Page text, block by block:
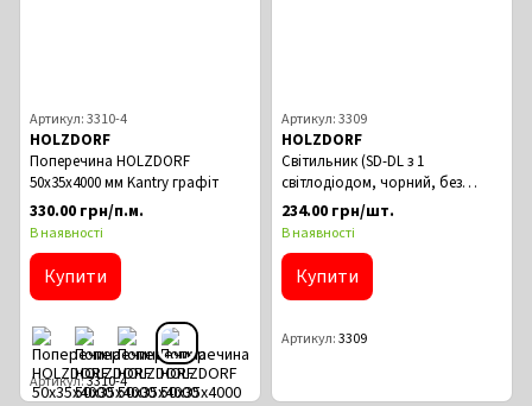
Артикул: 3310-4
HOLZDORF
Поперечина HOLZDORF
50х35х4000 мм Kantry графіт
330.00 грн/п.м.
В наявності
Купити
Артикул 3310-4
Артикул: 3309
HOLZDORF
Світильник (SD-DL з 1
світлодіодом, чорний, без
елемента живлення)
234.00 грн/шт.
В наявності
Купити
Артикул 3309